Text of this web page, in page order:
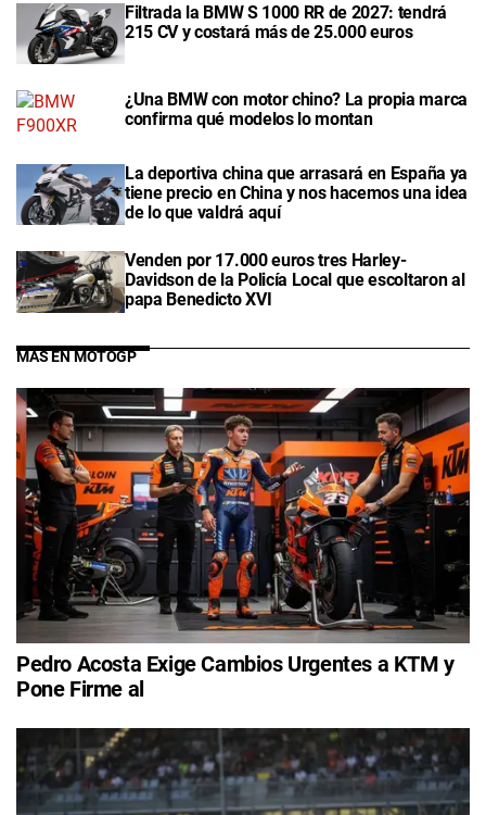
Filtrada la BMW S 1000 RR de 2027: tendrá
215 CV y costará más de 25.000 euros
¿Una BMW con motor chino? La propia marca
confirma qué modelos lo montan
La deportiva china que arrasará en España ya
tiene precio en China y nos hacemos una idea
de lo que valdrá aquí
Venden por 17.000 euros tres Harley-
Davidson de la Policía Local que escoltaron al
papa Benedicto XVI
MÁS EN MOTOGP
Pedro Acosta Exige Cambios Urgentes a KTM y
Pone Firme al